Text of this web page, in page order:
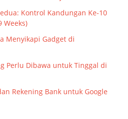
Kontrol Kandungan Ke-10
Weeks)
Menyikapi Gadget di
Perlu Dibawa untuk Tinggal di
Rekening Bank untuk Google